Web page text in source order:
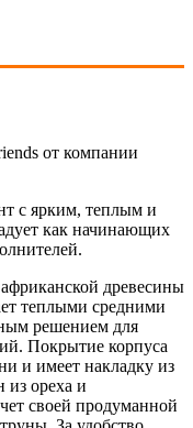
от компании
с ярким, теплым и
как начинающих
древесины
теплыми средними
решением для
Покрытие корпуса
и имеет накладку из
из ореха и
своей продуманной